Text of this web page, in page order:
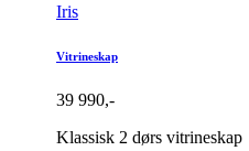
Iris
Vitrineskap
39 990,-
Klassisk 2 dørs vitrineskap